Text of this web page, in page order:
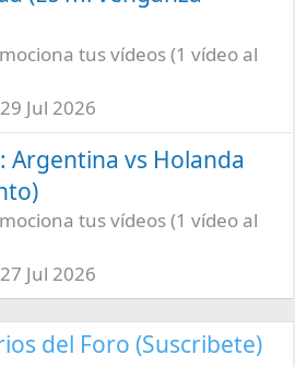
tus vídeos (1 vídeo al
29 Jul 2026
Argentina vs Holanda
tus vídeos (1 vídeo al
27 Jul 2026
del Foro (Suscribete)